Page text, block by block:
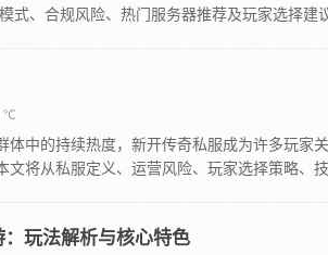
式、合规风险、热门服务器推荐及玩家选择
℃
体中的持续热度，新开传奇私服成为许多玩
文将从私服定义、运营风险、玩家选择策略、
玩法解析与核心特色